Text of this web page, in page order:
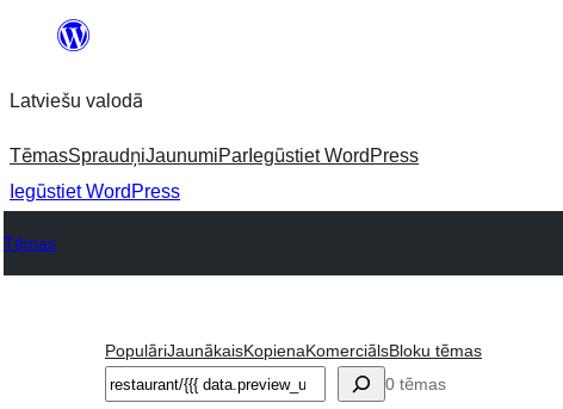
Pāriet
saturu
Latviešu valodā
TēmasSpraudņiJaunumiPar Iegūstiet WordPress
Iegūstiet WordPress
Tēmas
PopulāriJaunākaisKopienaKomerciālsBloku tēmas
Meklēt 0 tēmas